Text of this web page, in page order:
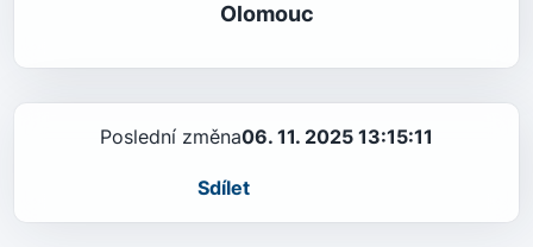
Olomouc
Poslední změna06. 11. 2025 13:15:11
Sdílet